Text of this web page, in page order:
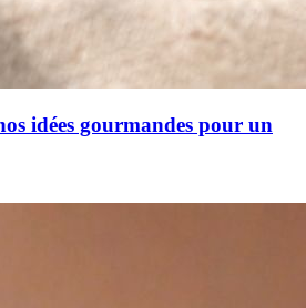
idées gourmandes pour un